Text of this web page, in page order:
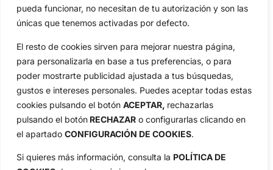
pueda funcionar, no necesitan de tu autorización y son las
únicas que tenemos activadas por defecto.
El resto de cookies sirven para mejorar nuestra página,
para personalizarla en base a tus preferencias, o para
poder mostrarte publicidad ajustada a tus búsquedas,
gustos e intereses personales. Puedes aceptar todas estas
cookies pulsando el botón ACEPTAR, rechazarlas
pulsando el botón RECHAZAR o configurarlas clicando en
el apartado CONFIGURACIÓN DE COOKIES.
Si quieres más información, consulta la POLÍTICA DE
Publicidad
Newsletters
Copyright © 2025 OpenGolf | Diseño por TecnoQuatre